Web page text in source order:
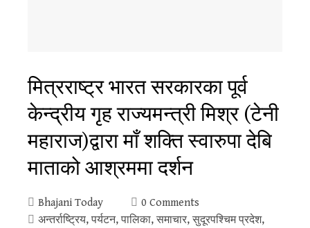
मित्रराष्ट्र भारत सरकारका पूर्व
केन्द्रीय गृह राज्यमन्त्री मिश्र (टेनी
महाराज)द्वारा माँ शक्ति स्वारुपा देबि
माताको आश्रममा दर्शन
Bhajani Today
0 Comments
अन्तर्राष्ट्रिय, पर्यटन, पालिका, समाचार, सुदूरपश्‍चिम प्रदेश,